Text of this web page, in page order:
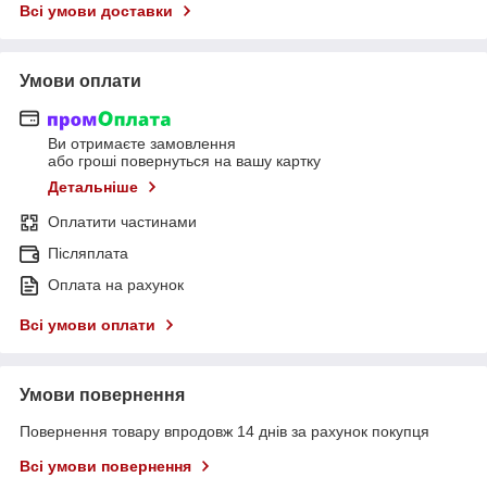
Всі умови доставки
Умови оплати
Ви отримаєте замовлення
або гроші повернуться на вашу картку
Детальніше
Оплатити частинами
Післяплата
Оплата на рахунок
Всі умови оплати
Умови повернення
Повернення товару впродовж 14 днів за рахунок покупця
Всі умови повернення